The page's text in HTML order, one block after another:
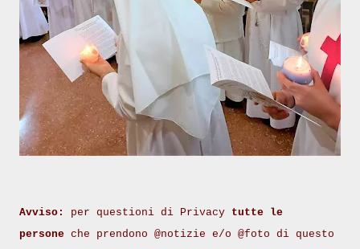
Avviso: per questioni di Privacy tutte le
persone che prendono @notizie e/o @foto di questo